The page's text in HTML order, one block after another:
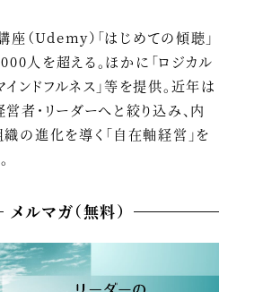
座（Udemy）「はじめての傾聴」
人を超える。ほかに「ロジカル
ンドフルネス」等を提供。近年は
者・リーダーへと絞り込み、内
の進化を導く「自在軸経営」を
メルマガ（無料）